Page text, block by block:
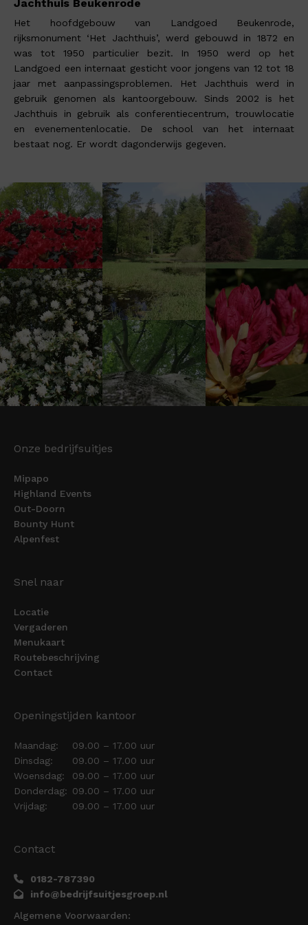
Jachthuis Beukenrode
Het hoofdgebouw van Landgoed Beukenrode,
rijksmonument ‘Het Jachthuis’, werd gebouwd in 1872 en
was tot 1950 particulier bezit. In 1950 werd op het
Landgoed een internaat gesticht voor jongens van 12 tot 18
jaar met aanpassingsproblemen. Het Jachthuis werd in
gebruik genomen als kantoorgebouw. Sinds 2002 is het
Jachthuis in gebruik als conferentiecentrum, trouwlocatie
en evenementenlocatie. De school van het internaat
bestaat nog. Er wordt dagonderwijs gegeven.
Onze bedrijfsuitjes
Mipapo
Highland Events
Out-Doorn
Bounty Hunt
Alpenfest
Snel naar
Locatie
Vergaderen
Menukaart
Routebeschrijving
Contact
Openingstijden kantoor
Maandag:
09.00 – 17.00 uur
Dinsdag:
09.00 – 17.00 uur
Woensdag:
09.00 – 17.00 uur
Donderdag: 09.00 – 17.00 uur
Vrijdag:
09.00 – 17.00 uur
Contact
0182-787390
info@bedrijfsuitjesgroep.nl
Algemene Voorwaarden: